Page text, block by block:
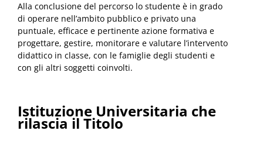
Alla conclusione del percorso lo studente è in grado
di operare nell’ambito pubblico e privato una
puntuale, efficace e pertinente azione formativa e
progettare, gestire, monitorare e valutare l’intervento
didattico in classe, con le famiglie degli studenti e
con gli altri soggetti coinvolti.
Istituzione Universitaria che
rilascia il Titolo